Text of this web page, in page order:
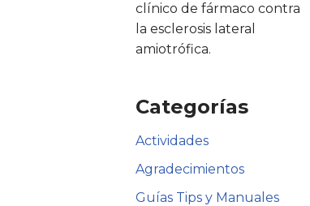
clínico de fármaco contra
la esclerosis lateral
amiotrófica.
Categorías
Actividades
Agradecimientos
Guías Tips y Manuales